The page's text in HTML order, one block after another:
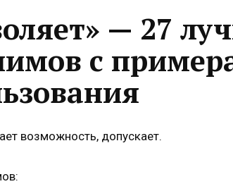
— 27
с
возможность, допускает.